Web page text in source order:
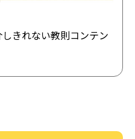
きれない教則コンテン